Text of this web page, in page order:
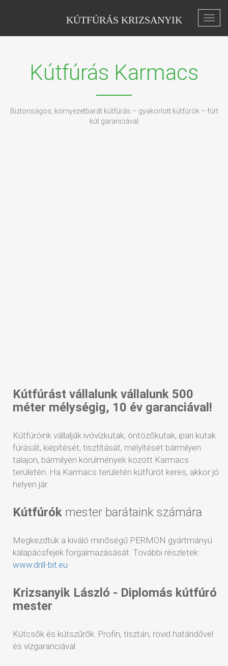
KÚTFÚRÁS KRIZSANYIK
Kútfúrás Karmacs
Biztonságos, környezetbarát kútfúrás – gyakorlott kútfúrók – fúrt
kút garanciával
Kútfúrást vállalunk vállalunk 500
méter mélységig, 10 év garanciával!
Kútfúróink vállalják ivóvízkutak, öntözőkutak, ipari kutak
fúrását, kiépítését, tisztítását, mélyítését bármilyen
talajon, bármilyen körülmények között Karmacs
területén. Ha Karmacs területén kútfúrót keres, akkor jó
helyen jár.
Kútfúrók mester barátaink számára
Megkezdtük a kiváló minőségű PERMON gyártmányú
kalapácsfejek forgalmazásását. További részletek:
www.drill-bit.eu
Krizsanyik László - Diplomás kútfúró
mester
Kútcsők és kútszűrők. Profin, tisztán, rövid határidővel
és vízgaranciával.